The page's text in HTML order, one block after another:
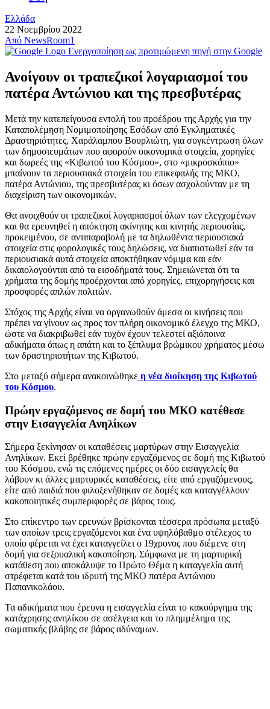
Ελλάδα
22 Νοεμβρίου 2022
Από NewsRoom1
Ενεργοποίηση ως προτιμώμενη πηγή στην Google
Ανοίγουν οι τραπεζικοί λογαριασμοί του
πατέρα Αντώνιου και της πρεσβυτέρας
Μετά την κατεπείγουσα εντολή του προέδρου της Αρχής για την
Καταπολέμηση Νομιμοποίησης Εσόδων από Εγκληματικές
Δραστηριότητες, Χαράλαμπου Βουρλιώτη, για συγκέντρωση όλων
των δημοσιευμάτων που αφορούν οικονομικά στοιχεία, χορηγίες
και δωρεές της «Κιβωτού του Κόσμου», στο «μικροσκόπιο»
μπαίνουν τα περιουσιακά στοιχεία του επικεφαλής της ΜΚΟ,
πατέρα Αντώνιου, της πρεσβυτέρας κι όσων ασχολούνταν με τη
διαχείριση των οικονομικών.
Θα ανοιχθούν οι τραπεζικοί λογαριασμοί όλων των ελεγχομένων
και θα ερευνηθεί η απόκτηση ακίνητης και κινητής περιουσίας,
προκειμένου, σε αντιπαραβολή με τα δηλωθέντα περιουσιακά
στοιχεία στις φορολογικές τους δηλώσεις, να διαπιστωθεί εάν τα
περιουσιακά αυτά στοιχεία αποκτήθηκαν νόμιμα και εάν
δικαιολογούνται από τα εισοδήματά τους. Σημειώνεται ότι τα
χρήματα της δομής προέρχονται από χορηγίες, επιχορηγήσεις και
προσφορές απλών πολιτών.
Στόχος της Αρχής είναι να οργανωθούν άμεσα οι κινήσεις που
πρέπει να γίνουν ως προς τον πλήρη οικονομικό έλεγχο της ΜΚΟ,
ώστε να διακριβωθεί εάν τυχόν έχουν τελεστεί αξιόποινα
αδικήματα όπως η απάτη και το ξέπλυμα βρώμικου χρήματος μέσω
των δραστηριοτήτων της Κιβωτού.
Στο μεταξύ σήμερα ανακοινώθηκε η νέα διοίκηση της Κιβωτού
του Κόσμου.
Πρώην εργαζόμενος σε δομή του ΜΚΟ κατέθεσε
στην Εισαγγελία Ανηλίκων
Σήμερα ξεκίνησαν οι καταθέσεις μαρτύρων στην Εισαγγελία
Ανηλίκων. Εκεί βρέθηκε πρώην εργαζόμενος σε δομή της Κιβωτού
του Κόσμου, ενώ τις επόμενες ημέρες οι δύο εισαγγελείς θα
λάβουν κι άλλες μαρτυρικές καταθέσεις, είτε από εργαζόμενους,
είτε από παιδιά που φιλοξενήθηκαν σε δομές και καταγγέλλουν
κακοποιητικές συμπεριφορές σε βάρος τους.
Στο επίκεντρο των ερευνών βρίσκονται τέσσερα πρόσωπα μεταξύ
των οποίων τρεις εργαζόμενοι και ένα υψηλόβαθμο στέλεχος το
οποίο φέρεται να έχει καταγγείλει ο 19χρονος που διέμενε στη
δομή για σεξουαλική κακοποίηση. Σύμφωνα με τη μαρτυρική
κατάθεση που αποκάλυψε το Πρώτο Θέμα η καταγγελία αυτή
στρέφεται κατά του ιδρυτή της ΜΚΟ πατέρα Αντώνιου
Παπανικολάου.
Τα αδικήματα που έρευνα η εισαγγελία είναι το κακούργημα της
κατάχρησης ανηλίκου σε ασέλγεια και το πλημμέλημα της
σωματικής βλάβης σε βάρος αδύναμων.